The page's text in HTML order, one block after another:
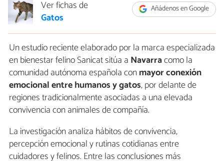
Añádenos en Google
Ver fichas de
Gatos
Un estudio reciente elaborado por la marca especializada
en bienestar felino Sanicat sitúa a Navarracomo la
comunidad autónoma española conmayor conexión
emocional entre humanos y gatos, por delante de
regiones tradicionalmente asociadas a una elevada
convivencia con animales de compañía.
La investigación analiza hábitos de convivencia,
percepción emocional y rutinas cotidianas entre
cuidadores y felinos. Entre las conclusiones más